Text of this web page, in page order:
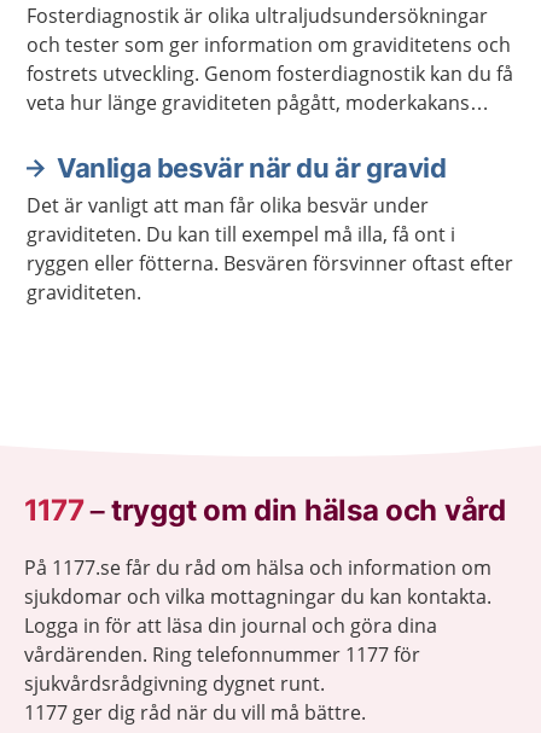
Fosterdiagnostik är olika ultraljudsundersökningar
och tester som ger information om graviditetens och
fostrets utveckling. Genom fosterdiagnostik kan du få
veta hur länge graviditeten pågått, moderkakans
kromosomavvikelser eller andra avvikelser med
graviditeten.
Vanliga besvär när du är gravid
Det är vanligt att man får olika besvär under
graviditeten. Du kan till exempel må illa, få ont i
ryggen eller fötterna. Besvären försvinner oftast efter
graviditeten.
1177–tryggt om din hälsa och vård
På 1177.se får du råd om hälsa och information om
sjukdomar och vilka mottagningar du kan kontakta.
Logga in för att läsa din journal och göra dina
vårdärenden. Ring telefonnummer 1177 för
sjukvårdsrådgivning dygnet runt.
1177 ger dig råd när du vill må bättre.